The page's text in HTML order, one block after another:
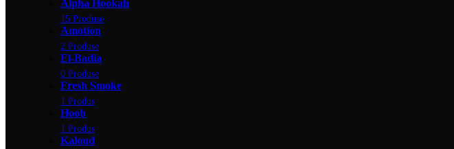
Alpha Hookah
15 Produse
Amotion
2 Produse
El-Badia
0 Produse
Fresh Smoke
1 Produs
Hoob
1 Produs
Kaloud